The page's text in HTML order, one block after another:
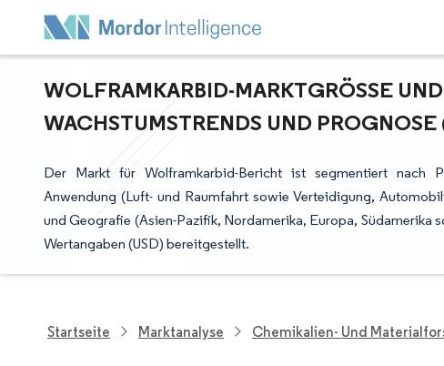
WOLFRAMKARBID-MARKTGRÖSSE UND
ACHSTUMSTRENDS UND PROGNOSE
Der Markt für Wolframkarbid-Bericht ist segmentiert nach
Anwendung (Luft- und Raumfahrt sowie Verteidigung,
und Geografie (Asien-Pazifik, Nordamerika, Europa,
Wertangaben (USD) bereitgestellt.
Startseite Marktanalyse Chemikalien- Und